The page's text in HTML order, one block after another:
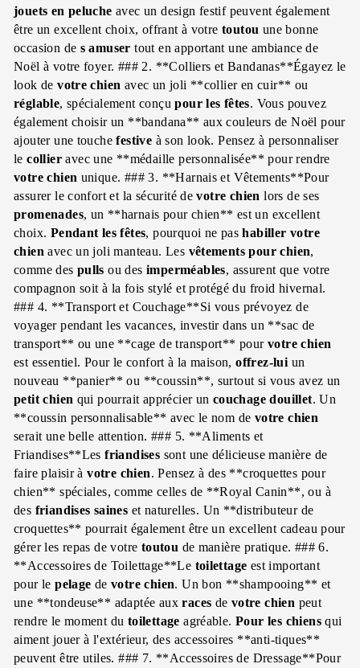
jouets en peluche avec un design festif peuvent également
être un excellent choix, offrant à votretoutou une bonne
occasion de s amuser tout en apportant une ambiance de
Noël à votre foyer. ### 2. **Colliers et Bandanas**Égayez le
look devotre chien avec un joli **collier en cuir** ou
réglable, spécialement conçupour les fêtes. Vous pouvez
également choisir un **bandana** aux couleurs de Noël pour
ajouter une touchefestive à son look. Pensez à personnaliser
lecollieravec une **médaille personnalisée** pour rendre
votre chien unique. ### 3. **Harnais et Vêtements**Pour
assurer le confort et la sécurité devotre chien lors de ses
promenades, un **harnais pour chien** est un excellent
choix. Pendant les fêtes, pourquoi ne pashabiller votre
chien avec un joli manteau. Les vêtements pour chien,
comme des pulls ou desimperméables, assurent que votre
compagnon soit à la fois stylé et protégé du froid hivernal.
### 4. **Transport et Couchage**Si vous prévoyez de
voyager pendant les vacances, investir dans un **sac de
transport** ou une **cage de transport** pour votre chien
est essentiel. Pour le confort à la maison,offrez-lui un
nouveau **panier** ou **coussin**, surtout si vous avez un
petit chien qui pourrait apprécier un couchage douillet. Un
**coussin personnalisable** avec le nom de votre chien
serait une belle attention. ### 5. **Aliments et
Friandises**Lesfriandises sont une délicieuse manière de
faire plaisir àvotre chien. Pensez à des **croquettes pour
chien** spéciales, comme celles de **Royal Canin**, ou à
des friandises saines et naturelles. Un **distributeur de
croquettes** pourrait également être un excellent cadeau pour
gérer les repas de votre toutou de manière pratique. ### 6.
**Accessoires de Toilettage**Le toilettage est important
pour lepelage devotre chien. Un bon **shampooing** et
une **tondeuse** adaptée auxraces de votre chien peut
rendre le moment du toilettage agréable.Pour les chiensqui
aiment jouer à l'extérieur, des accessoires **anti-tiques**
peuvent être utiles. ### 7. **Accessoires de Dressage**Pour